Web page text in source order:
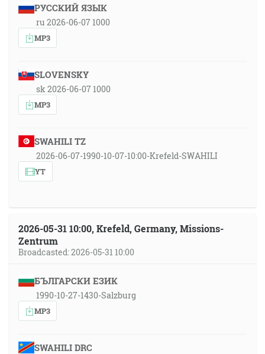
РУССКИЙ ЯЗЫК
ru 2026-06-07 1000
MP3
SLOVENSKY
sk 2026-06-07 1000
MP3
SWAHILI TZ
2026-06-07-1990-10-07-10:00-Krefeld-SWAHILI
YT
2026-05-31 10:00, Krefeld, Germany, Missions-
Zentrum
Broadcasted: 2026-05-31 10:00
БЪЛГАРСКИ ЕЗИК
1990-10-27-1430-Salzburg
MP3
SWAHILI DRC